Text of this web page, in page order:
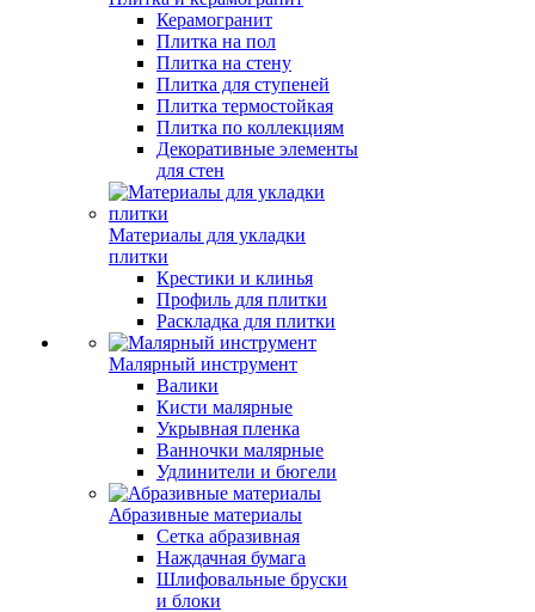
Керамогранит
Плитка на пол
Плитка на стену
Плитка для ступеней
Плитка термостойкая
Плитка по коллекциям
Декоративные элементы
для стен
Материалы для укладки
плитки
Крестики и клинья
Профиль для плитки
Раскладка для плитки
Малярный инструмент
Валики
Кисти малярные
Укрывная пленка
Ванночки малярные
Удлинители и бюгели
Абразивные материалы
Сетка абразивная
Наждачная бумага
Шлифовальные бруски
и блоки